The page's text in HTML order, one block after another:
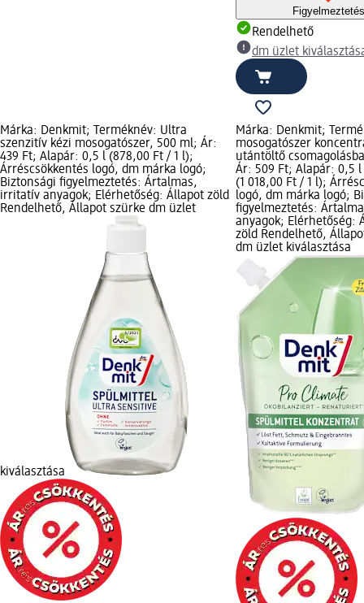
Figyelmeztetés
Rendelhető
dm üzlet
Márka: Denkmit; Terméknév: Ultra
szenzitív kézi mosogatószer, 500 ml; Ár:
439 Ft; Alapár: 0,5 l (878,00 Ft / 1 l);
Árréscsökkentés logó, dm márka logó;
Biztonsági figyelmeztetés: Ártalmas,
irritatív anyagok; Elérhetőség: Állapot zöld
Rendelhető, Állapot szürke dm üzlet
kiválasztása
Márka: Denkmit;
mosogatószer
utántöltő
Ár: 509 Ft; Alapár: 0,5 l
(1 018,00 Ft / 1 l);
logó, dm márka logó;
figyelmeztetés:
anyagok; Elérhetőség:
zöld Rendelhető,
dm üzlet kiválasztása